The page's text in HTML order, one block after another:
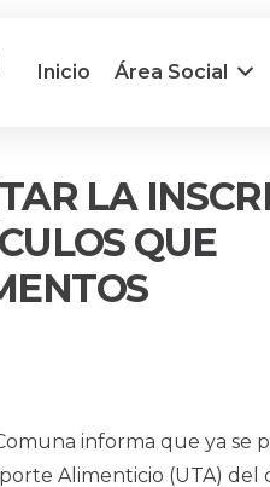
Inicio Área Social
LA
QUE
informa que ya se
Alimenticio (UTA) del